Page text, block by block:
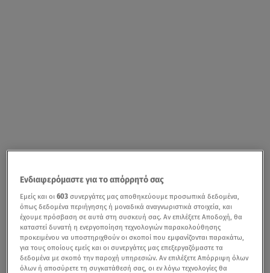
Ενδιαφερόμαστε για το απόρρητό σας
Εμείς και οι603 συνεργάτες μας αποθηκεύουμε προσωπικά δεδομένα,
όπως δεδομένα περιήγησης ή μοναδικά αναγνωριστικά στοιχεία, και
έχουμε πρόσβαση σε αυτά στη συσκευή σας. Αν επιλέξετε Αποδοχή, θα
καταστεί δυνατή η ενεργοποίηση τεχνολογιών παρακολούθησης
προκειμένου να υποστηριχθούν οι σκοποί που εμφανίζονται παρακάτω,
για τους οποίους εμείς και οι συνεργάτες μας επεξεργαζόμαστε τα
δεδομένα με σκοπό την παροχή υπηρεσιών. Αν επιλέξετε Απόρριψη όλων
όλων ή αποσύρετε τη συγκατάθεσή σας, οι εν λόγω τεχνολογίες θα